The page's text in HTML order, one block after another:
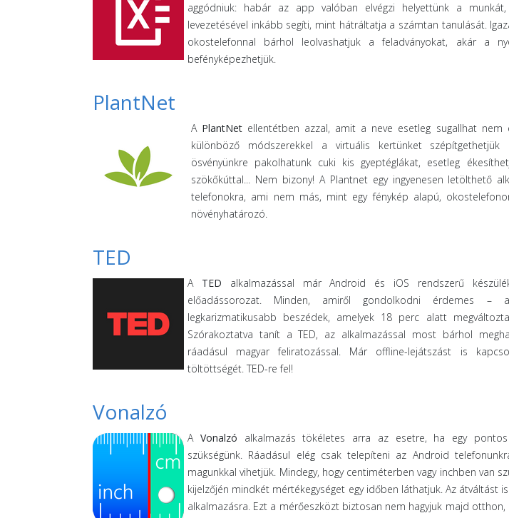
aggódniuk: habár az app valóban elvégzi helyettünk a
levezetésével inkább segíti, mint hátráltatja a számtan tanulását.
okostelefonnal bárhol leolvashatjuk a feladványokat, akár a
befényképezhetjük.
PlantNet
A PlantNet ellentétben azzal, amit a neve esetleg sugallhat
különböző módszerekkel a virtuális kertünket szépítgethetjük
ösvényünkre pakolhatunk cuki kis gyeptéglákat, esetleg
szökőkúttal... Nem bizony! A Plantnet egy ingyenesen letölthető
telefonokra, ami nem más, mint egy fénykép alapú,
növényhatározó.
TED
A TED alkalmazással már Android és iOS rendszerű
előadássorozat. Minden, amiről gondolkodni érdemes –
legkarizmatikusabb beszédek, amelyek 18 perc alatt
Szórakoztatva tanít a TED, az alkalmazással most bárhol
ráadásul magyar feliratozással. Már offline-lejátszást is
töltöttségét. TED-re fel!
Vonalzó
A Vonalzó alkalmazás tökéletes arra az esetre, ha egy
szükségünk. Ráadásul elég csak telepíteni az Android
magunkkal vihetjük. Mindegy, hogy centiméterben vagy inchben van
kijelzőjén mindkét mértékegységet egy időben láthatjuk. Az átváltást
alkalmazásra. Ezt a mérőeszközt biztosan nem hagyjuk majd